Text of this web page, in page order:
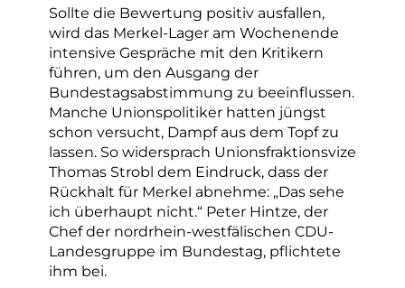
Sollte die Bewertung positiv ausfallen,
wird das Merkel-Lager am Wochenende
intensive Gespräche mit den Kritikern
führen, um den Ausgang der
Bundestagsabstimmung zu beeinflussen.
Manche Unionspolitiker hatten jüngst
schon versucht, Dampf aus dem Topf zu
lassen. So widersprach Unionsfraktionsvize
Thomas Strobl dem Eindruck, dass der
Rückhalt für Merkel abnehme: „Das sehe
ich überhaupt nicht.“ Peter Hintze, der
Chef der nordrhein-westfälischen CDU-
Landesgruppe im Bundestag, pflichtete
ihm bei.